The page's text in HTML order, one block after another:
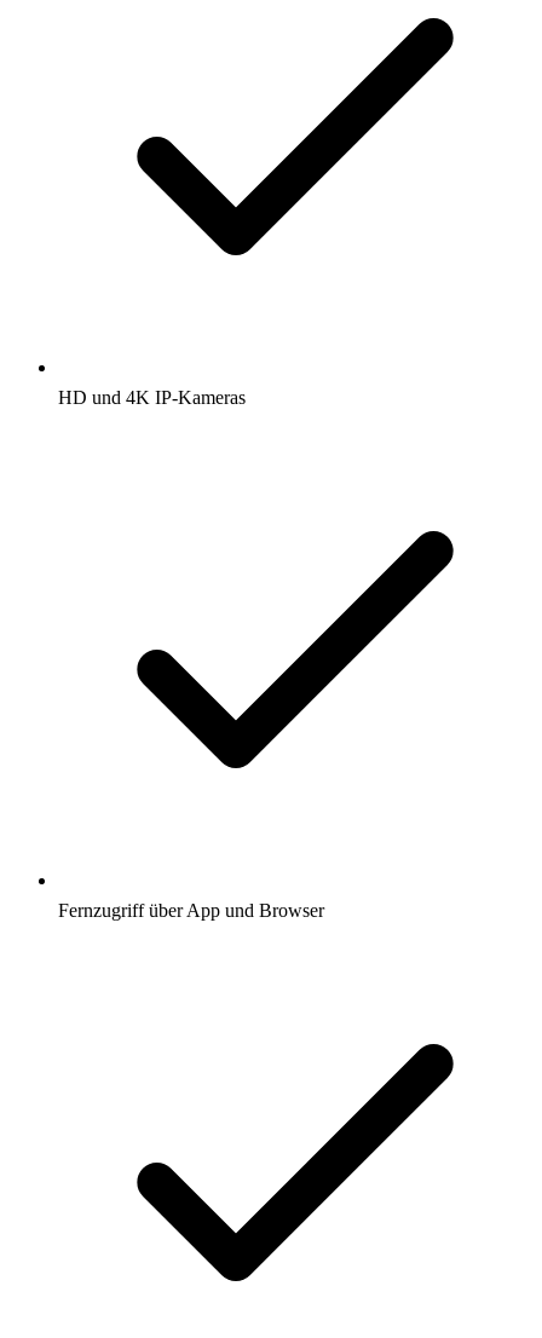
HD und 4K IP-Kameras
Fernzugriff über App und Browser